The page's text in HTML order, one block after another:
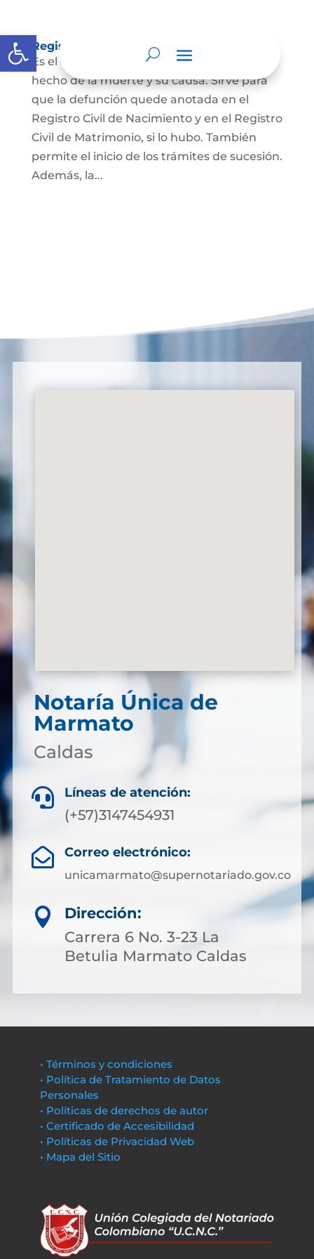
Abrir barra de herramientas
Registro Civil de Defunción
Es el documento público que prueba el
hecho de la muerte y su causa. Sirve para
que la defunción quede anotada en el
Registro Civil de Nacimiento y en el Registro
Civil de Matrimonio, si lo hubo. También
permite el inicio de los trámites de sucesión.
Además, la...
Notaría Única de
Marmato
Caldas
 Líneas de atención:
(+57)3147454931
 Correo electrónico:
unicamarmato@supernotariado.gov.co

Dirección:
Carrera 6 No. 3-23 La
Betulia Marmato Caldas
• Términos y condiciones
• Política de Tratamiento de Datos
Personales
• Políticas de derechos de autor
• Certificado de Accesibilidad
• Políticas de Privacidad Web
• Mapa del Sitio